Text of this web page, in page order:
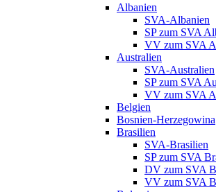
Albanien
SVA-Albanien
SP zum SVA
VV zum SVA
Australien
SVA-Australien
SP zum SVA
VV zum SVA
Belgien
Bosnien-Herzegowina
Brasilien
SVA-Brasilien
SP zum SVA
DV zum SVA
VV zum SVA